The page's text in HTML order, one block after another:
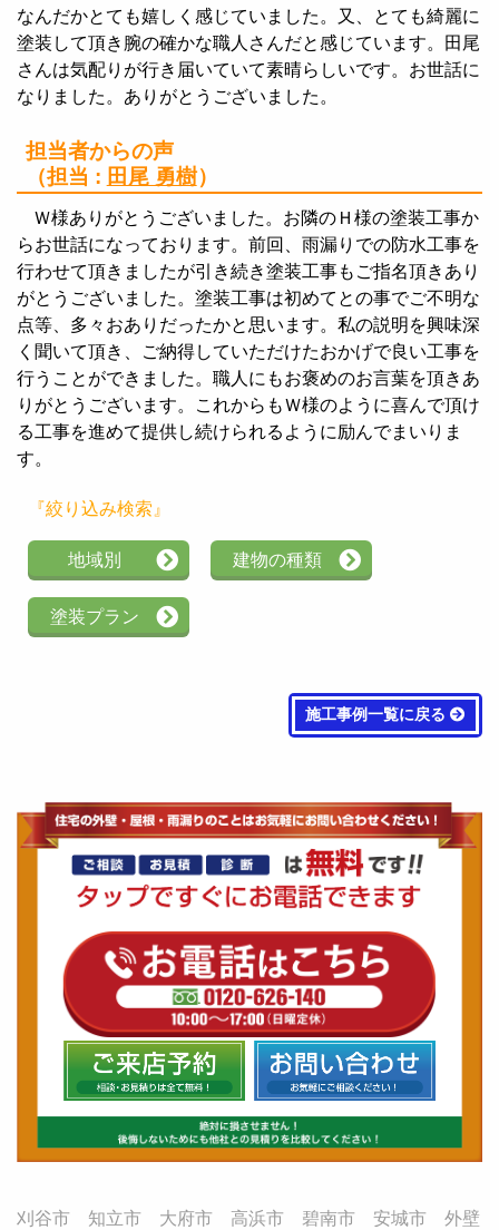
なんだかとても嬉しく感じていました。又、とても綺麗に
塗装して頂き腕の確かな職人さんだと感じています。田尾
さんは気配りが行き届いていて素晴らしいです。お世話に
なりました。ありがとうございました。
担当者からの声
（担当 : 田尾 勇樹）
Ｗ様ありがとうございました。お隣のＨ様の塗装工事か
らお世話になっております。前回、雨漏りでの防水工事を
行わせて頂きましたが引き続き塗装工事もご指名頂きあり
がとうございました。塗装工事は初めてとの事でご不明な
点等、多々おありだったかと思います。私の説明を興味深
く聞いて頂き、ご納得していただけたおかげで良い工事を
行うことができました。職人にもお褒めのお言葉を頂きあ
りがとうございます。これからもＷ様のように喜んで頂け
る工事を進めて提供し続けられるように励んでまいりま
す。
『絞り込み検索』
地域別 建物の種類
塗装プラン
施工事例一覧に戻る
刈谷市 知立市 大府市 高浜市 碧南市 安城市 外壁